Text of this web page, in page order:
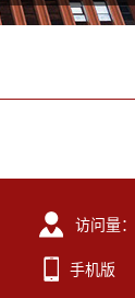
访问量：
手机版